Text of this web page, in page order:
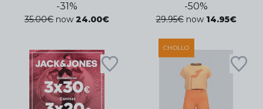
-31%
35.00€ now 24.00€
-50%
29.95€ now 14.95€
CHOLLO